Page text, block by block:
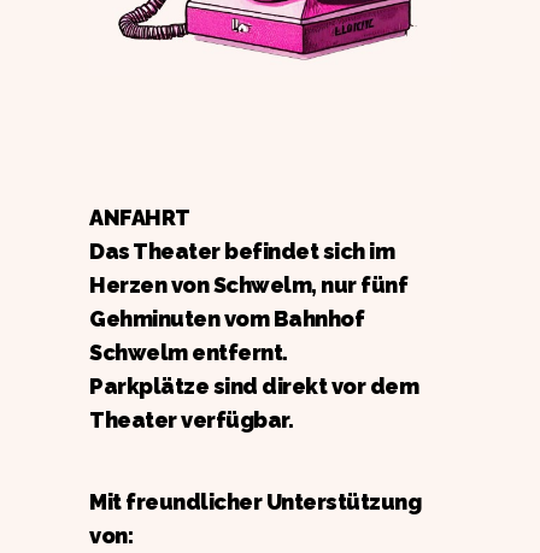
ANFAHRT
Das Theater befindet sich im
Herzen von Schwelm, nur fünf
Gehminuten vom Bahnhof
Schwelm entfernt.
Parkplätze sind direkt vor dem
Theater verfügbar.
Mit freundlicher Unterstützung
von: